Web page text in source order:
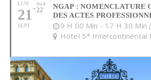
LUN
21
SEPT
MAR
22
NGAP : NOMENCLATURE
DES ACTES
9 H 00 Min - 17 H 30 Min
Hotel 5* Intercontinental